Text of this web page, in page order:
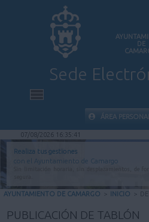
DE
Sede
INICIO
INFORMACIÓN
CARPETA
VALIDACIÓN DE
ÁREA PERSONAL
07/08/2026 16:35:41
Realiza tus gestiones
con el Ayuntamiento de Camargo
AYUNTAMIENTO DE CAMARGO > INICIO >
PUBLICACIÓN DE TABLÓN